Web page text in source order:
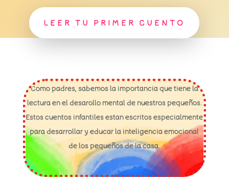
LEER TU PRIMER CUENTO
Como padres, sabemos la importancia que tiene la
lectura en el desarollo mental de nuestros pequeños.
Estos cuentos infantiles estan escritos especialmente
para desarrollar y educar la inteligencia emocional
de los pequeños de la casa.